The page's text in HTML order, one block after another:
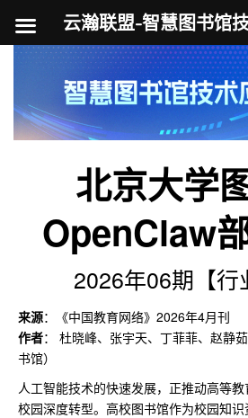
内
容
北京大学
OpenClaw
2026年06期【行
来源：《中国教育网络》2026年4月刊
作者： 杜晓峰、张宇天、丁菲菲、赵静
书馆）
人工智能技术的快速发展，正推动高等
校园深度转型。高校图书馆作为校园知
云瀚联盟-智慧图书馆